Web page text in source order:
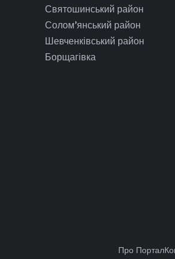
Святошинський район
Солом’янський район
Шевченківський район
Борщагівка
Про Портал